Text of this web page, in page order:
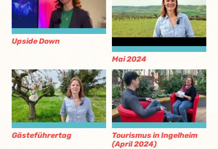
Upside Down
Mai 2024
Gästeführertag
Tourismus in Ingelheim
(April 2024)